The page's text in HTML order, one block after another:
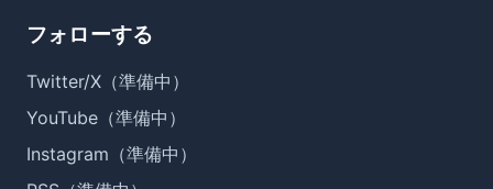
フォローする
Twitter/X（準備中）
YouTube（準備中）
Instagram（準備中）